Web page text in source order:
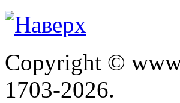
Copyright ©
1703-2026.